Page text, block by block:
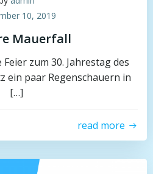
10, 2019
Mauerfall
Feier zum 30. Jahrestag des
ein paar Regenschauern in
[…]
read more